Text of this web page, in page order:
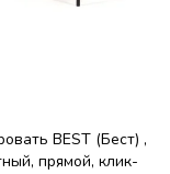
BEST (Бест) ,
прямой, клик-